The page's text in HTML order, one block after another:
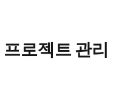
로젝트 관리